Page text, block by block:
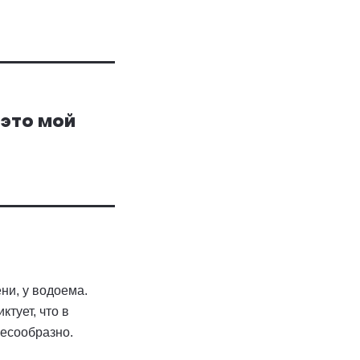
мой
у водоема.
что в